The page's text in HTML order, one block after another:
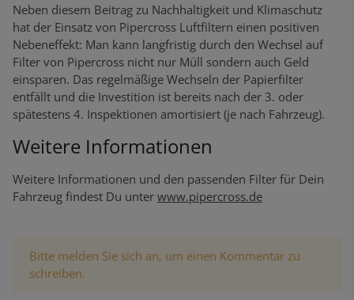
Neben diesem Beitrag zu Nachhaltigkeit und Klimaschutz
hat der Einsatz von Pipercross Luftfiltern einen positiven
Nebeneffekt: Man kann langfristig durch den Wechsel auf
Filter von Pipercross nicht nur Müll sondern auch Geld
einsparen. Das regelmäßige Wechseln der Papierfilter
entfällt und die Investition ist bereits nach der 3. oder
spätestens 4. Inspektionen amortisiert (je nach Fahrzeug).
Weitere Informationen
Weitere Informationen und den passenden Filter für Dein
Fahrzeug findest Du unter www.pipercross.de
x
Bitte melden Sie sich an, um einen Kommentar zu
schreiben.